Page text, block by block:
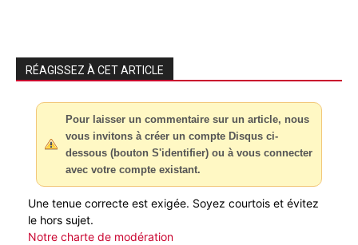
RÉAGISSEZ À CET ARTICLE
Pour laisser un commentaire sur un article, nous
vous invitons à créer un compte Disqus ci-
dessous (bouton S'identifier) ou à vous connecter
avec votre compte existant.
Une tenue correcte est exigée. Soyez courtois et évitez
le hors sujet.
Notre charte de modération